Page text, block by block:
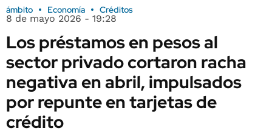
ámbito Economía Créditos
8 de mayo 2026 - 19:28
Los préstamos en pesos al
sector privado cortaron racha
negativa en abril, impulsados
por repunte en tarjetas de
crédito